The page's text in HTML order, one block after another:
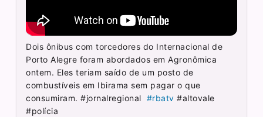
Dois ônibus com torcedores do Internacional de
Porto Alegre foram abordados em Agronômica
ontem. Eles teriam saído de um posto de
combustíveis em Ibirama sem pagar o que
consumiram. #jornalregional #rbatv #altovale
#polícia